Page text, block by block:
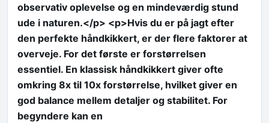
observativ oplevelse og en mindeværdig stund
ude i naturen.</p> <p>Hvis du er på jagt efter
den perfekte håndkikkert, er der flere faktorer at
overveje. For det første er forstørrelsen
essentiel. En klassisk håndkikkert giver ofte
omkring 8x til 10x forstørrelse, hvilket giver en
god balance mellem detaljer og stabilitet. For
begyndere kan en